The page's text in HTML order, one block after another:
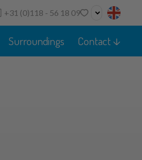
+31 (0)118 - 56 18 09
and houses to your
Surroundings Contact